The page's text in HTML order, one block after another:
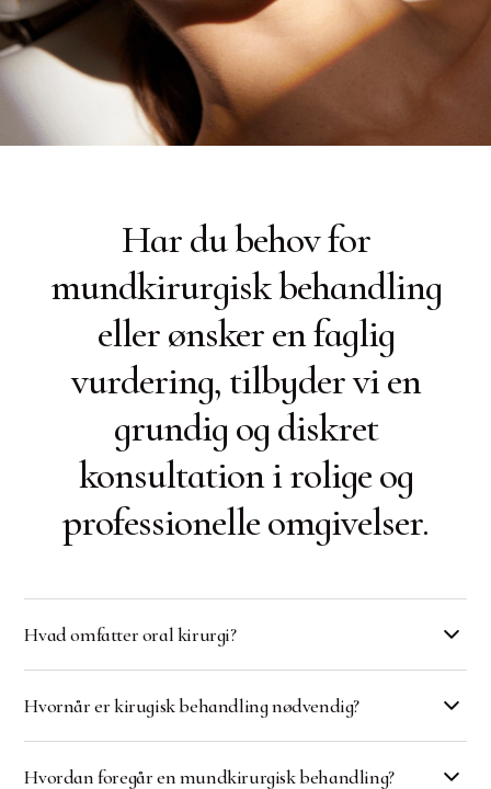
Har du behov for
mundkirurgisk behandling
eller ønsker en faglig
vurdering, tilbyder vi en
grundig og diskret
konsultation i rolige og
professionelle omgivelser.
Hvad omfatter oral kirurgi?
mundhulen, herunder tandudtrækning og
Hvornår er kirugisk behandling nødvendig?
behandlinger ikke er tilstrækkelige. Det kan være
Hvordan foregår en mundkirurgisk behandling?